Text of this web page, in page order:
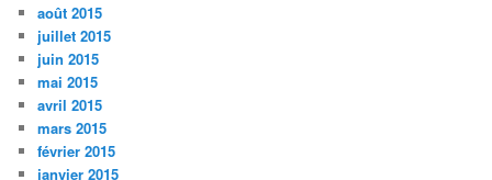
août 2015
juillet 2015
juin 2015
mai 2015
avril 2015
mars 2015
février 2015
janvier 2015